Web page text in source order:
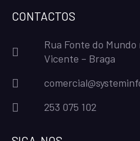
CONTACTOS
Rua Fonte do Mundo
Vicente – Braga
253 075 102